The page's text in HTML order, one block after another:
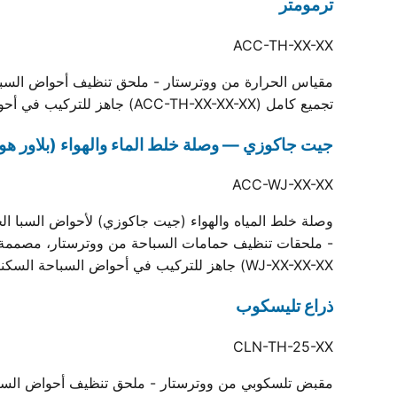
ترمومتر
ACC-TH-XX-XX
مقياس الحرارة من ووترستار - ملحق تنظيف أحواض
تجميع كامل (ACC-TH-XX-XX-XX) جاهز للتركيب في أحواض السباحة السكنية والتجارية.
جيت جاكوزي — وصلة خلط الماء والهواء (بلاور
ACC-WJ-XX-XX
وصلة خلط المياه والهواء (جيت جاكوزي) لأحواض السبا
WJ-XX-XX-XX) جاهز للتركيب في أحواض السباحة السكنية والتجارية.
ذراع تليسكوب
CLN-TH-25-XX
مقبض تلسكوبي من ووترستار - ملحق تنظيف أحواض